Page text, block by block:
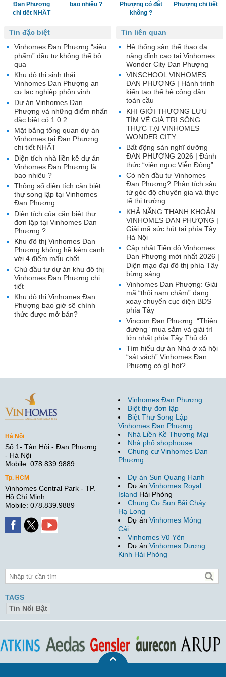
Đan Phượng
chi tiết NHẤT
bao nhiêu ?
Phượng có đắt
không ?
Phượng chi tiết
Tin liên quan
Hệ thống sân thể thao đa
năng đỉnh cao tại Vinhomes
Wonder City Đan Phượng
VINSCHOOL VINHOMES
ĐAN PHƯỢNG | Hành trình
kiến tạo thế hệ công dân
toàn cầu
KHI GIỚI THƯỢNG LƯU
TÌM VỀ GIÁ TRỊ SỐNG
THỰC TẠI VINHOMES
WONDER CITY
Bất động sản nghĩ dưỡng
ĐAN PHƯỢNG 2026 | Đánh
thức “viên ngọc Viễn Đông”
Có nên đầu tư Vinhomes
Đan Phượng? Phân tích sâu
từ góc độ chuyên gia và thực
tế thị trường
KHẢ NĂNG THANH KHOẢN
VINHOMES ĐAN PHƯỢNG |
Giải mã sức hút tại phía Tây
Hà Nội
Cập nhật Tiến độ Vinhomes
Đan Phượng mới nhất 2026 |
Diện mạo đại đô thị phía Tây
bừng sáng
Vinhomes Đan Phượng: Giải
mã “thỏi nam châm” đang
xoay chuyển cục diện BĐS
phía Tây
Vincom Đan Phượng: “Thiên
đường” mua sắm và giải trí
lớn nhất phía Tây Thủ đô
Tìm hiểu dự án Nhà ở xã hội
“sát vách” Vinhomes Đan
Phượng có gì hot?
Tin đặc biệt
Vinhomes Đan Phượng “siêu
phẩm” đầu tư không thể bỏ
qua
Khu đô thị sinh thái
Vinhomes Đan Phượng an
cư lạc nghiệp phồn vinh
Dự án Vinhomes Đan
Phượng và những điểm nhấn
đặc biệt có 1.0.2
Mặt bằng tổng quan dự án
Vinhomes tại Đan Phượng
chi tiết NHẤT
Diện tích nhà liền kề dự án
Vinhomes Đan Phượng là
bao nhiêu ?
Thông số diện tích căn biệt
thự song lập tại Vinhomes
Đan Phượng
Diện tích của căn biệt thự
đơn lập tại Vinhomes Đan
Phượng ?
Khu đô thị Vinhomes Đan
Phượng không hề kém cạnh
với 4 điểm mấu chốt
Chủ đầu tư dự án khu đô thị
Vinhomes Đan Phượng chi
tiết
Khu đô thị Vinhomes Đan
Phượng bao giờ sẽ chính
thức được mở bán?
Hà Nội
Số 1- Tân Hội - Đan Phượng
- Hà Nội
Mobile: 078.839.9889
Tp. HCM
Vinhomes Central Park - TP.
Hồ Chí Minh
Mobile: 078.839.9889
Vinhomes Đan Phượng
Biệt thự đơn lập
Biệt Thự Song Lập
Vinhomes Đan Phượng
Nhà Liền Kề Thương Mại
Nhà phố shophouse
Chung cư Vinhomes Đan
Phượng
Dự án Sun Quang Hanh
Dự án Vinhomes Royal
Island Hải Phòng
Chung Cư Sun Bãi Cháy
Hạ Long
Dự án Vinhomes Móng
Cái
Vinhomes Vũ Yên
Dự án Vinhomes Dương
Kinh Hải Phòng
TAGS
Tin Nổi Bật